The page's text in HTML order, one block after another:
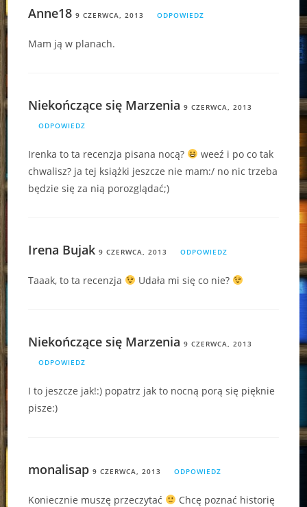
Anne18 9 CZERWCA, 2013 ODPOWIEDZ
Mam ją w planach.
Niekończące się Marzenia 9 CZERWCA, 2013
ODPOWIEDZ
Irenka to ta recenzja pisana nocą?
weeź i po co tak
chwalisz? ja tej książki jeszcze nie mam:/ no nic trzeba
będzie się za nią porozglądać;)
Irena Bujak 9 CZERWCA, 2013 ODPOWIEDZ
Taaak, to ta recenzja Udała mi się co nie?
Niekończące się Marzenia 9 CZERWCA, 2013
ODPOWIEDZ
I to jeszcze jak!:) popatrz jak to nocną porą się pięknie
pisze:)
monalisap 9 CZERWCA, 2013 ODPOWIEDZ
Koniecznie muszę przeczytać
Chcę poznać historię